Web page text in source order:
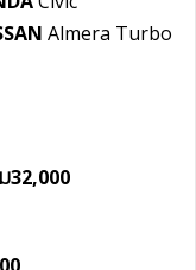
Almera Turbo
32,000